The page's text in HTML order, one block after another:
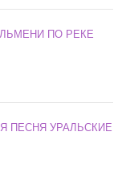
ПО РЕКЕ
ПЕСНЯ УРАЛЬСКИЕ